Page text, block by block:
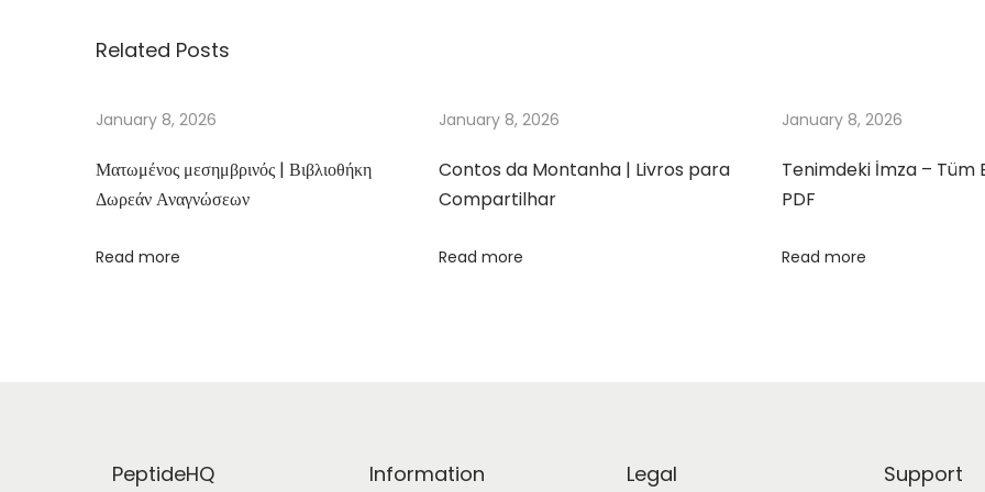
e
a
e
d
N
Related Posts
January 8, 2026
Ματωμένος μεσημβρινός | Βιβλιοθήκη
Δωρεάν Αναγνώσεων
Read more
January 8, 2026
Contos da Montanha | Livros para
Compartilhar
Read more
January 8, 2026
Tenimdeki İmza – Tüm
PDF
Read more
PeptideHQ Information Legal Support